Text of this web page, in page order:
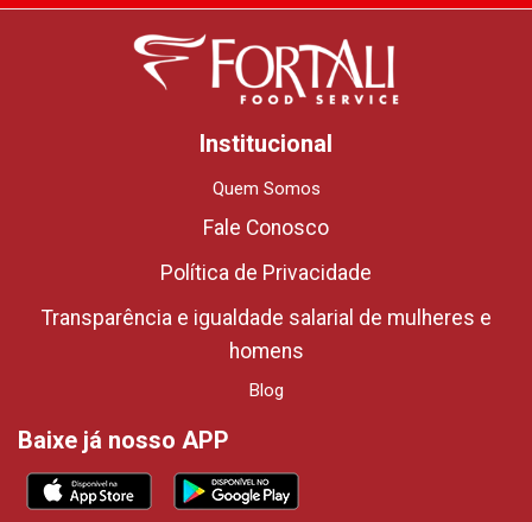
Institucional
Quem Somos
Fale Conosco
Política de Privacidade
Transparência e igualdade salarial de mulheres e
homens
Blog
Baixe já nosso APP